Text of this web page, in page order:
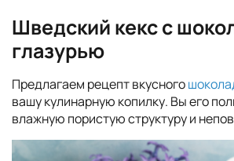
Шведский кекс с
глазурью
Предлагаем рецепт вкусного
вашу кулинарную копилку. Вы его
влажную пористую структуру и